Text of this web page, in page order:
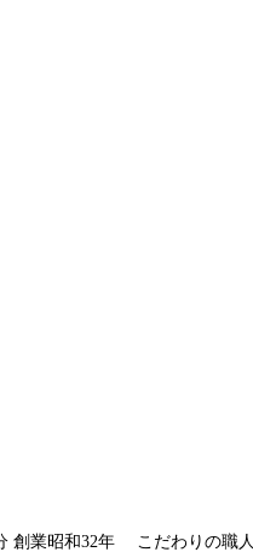
創業昭和32年 こだわりの職人